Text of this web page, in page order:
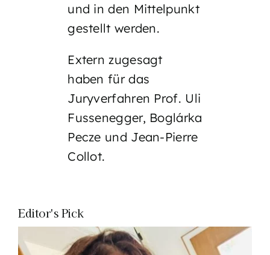
und in den Mittelpunkt
gestellt werden.
Extern zugesagt
haben für das
Juryverfahren Prof. Uli
Fussenegger, Boglárka
Pecze und Jean-Pierre
Collot.
Editor's Pick